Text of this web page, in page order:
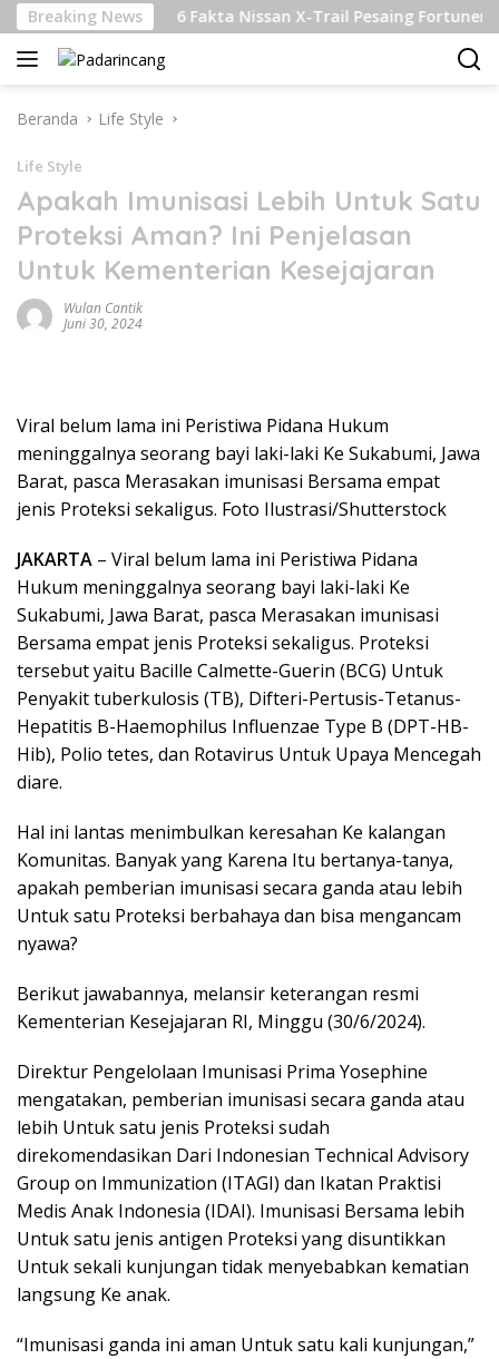
Langsung
ke
konten
Breaking News6 Fakta Nissan X-Trail Pesaing Fortuner dan
Beranda Life Style
Life Style
Apakah Imunisasi Lebih Untuk Satu
Proteksi Aman? Ini Penjelasan
Untuk Kementerian Kesejajaran
Wulan Cantik
Juni 30, 2024
Viral belum lama ini Peristiwa Pidana Hukum
meninggalnya seorang bayi laki-laki Ke Sukabumi, Jawa
Barat, pasca Merasakan imunisasi Bersama empat
jenis Proteksi sekaligus. Foto Ilustrasi/Shutterstock
JAKARTA – Viral belum lama ini Peristiwa Pidana
Hukum meninggalnya seorang bayi laki-laki Ke
Sukabumi, Jawa Barat, pasca Merasakan imunisasi
Bersama empat jenis Proteksi sekaligus. Proteksi
tersebut yaitu Bacille Calmette-Guerin (BCG) Untuk
Penyakit tuberkulosis (TB), Difteri-Pertusis-Tetanus-
Hepatitis B-Haemophilus Influenzae Type B (DPT-HB-
Hib), Polio tetes, dan Rotavirus Untuk Upaya Mencegah
diare.
Hal ini lantas menimbulkan keresahan Ke kalangan
Komunitas. Banyak yang Karena Itu bertanya-tanya,
apakah pemberian imunisasi secara ganda atau lebih
Untuk satu Proteksi berbahaya dan bisa mengancam
nyawa?
Berikut jawabannya, melansir keterangan resmi
Kementerian Kesejajaran RI, Minggu (30/6/2024).
Direktur Pengelolaan Imunisasi Prima Yosephine
mengatakan, pemberian imunisasi secara ganda atau
lebih Untuk satu jenis Proteksi sudah
direkomendasikan Dari Indonesian Technical Advisory
Group on Immunization (ITAGI) dan Ikatan Praktisi
Medis Anak Indonesia (IDAI). Imunisasi Bersama lebih
Untuk satu jenis antigen Proteksi yang disuntikkan
Untuk sekali kunjungan tidak menyebabkan kematian
langsung Ke anak.
“Imunisasi ganda ini aman Untuk satu kali kunjungan,”